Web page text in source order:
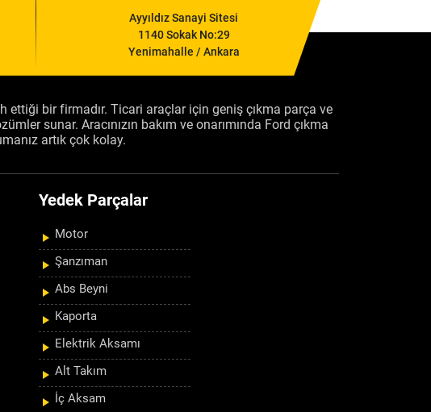
Ayyıldız Sanayi Sitesi
1140 Sokak No:29
Yenimahalle / Ankara
ettiği bir firmadır. Ticari araçlar için geniş çıkma parça ve
sunar. Aracınızın bakım ve onarımında Ford çıkma
artık çok kolay.
Yedek Parçalar
Motor
Şanzıman
Abs Beyni
Kaporta
Elektrik Aksamı
Alt Takım
İç Aksam